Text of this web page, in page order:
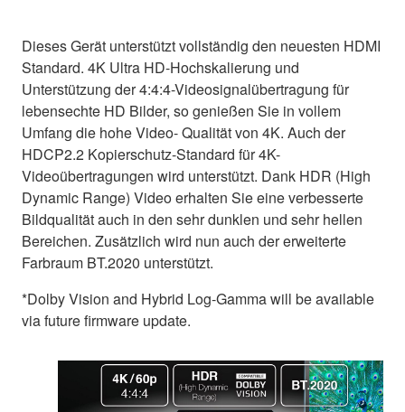
Dieses Gerät unterstützt vollständig den neuesten HDMI
Standard. 4K Ultra HD-Hochskalierung und
Unterstützung der 4:4:4-Videosignalübertragung für
lebensechte HD Bilder, so genießen Sie in vollem
Umfang die hohe Video- Qualität von 4K. Auch der
HDCP2.2 Kopierschutz-Standard für 4K-
Videoübertragungen wird unterstützt. Dank HDR (High
Dynamic Range) Video erhalten Sie eine verbesserte
Bildqualität auch in den sehr dunklen und sehr hellen
Bereichen. Zusätzlich wird nun auch der erweiterte
Farbraum BT.2020 unterstützt.
*Dolby Vision and Hybrid Log-Gamma will be available
via future firmware update.